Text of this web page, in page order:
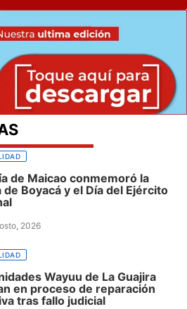
de Maicao conmemoró la
de Boyacá y el Día del Ejército
2026
Wayuu de La Guajira
en proceso de reparación
tras fallo judicial